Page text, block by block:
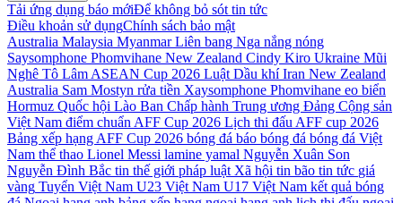
Tải ứng dụng báo mớiĐể không bỏ sót tin tức
Điều khoản sử dụngChính sách bảo mật
Australia Malaysia Myanmar Liên bang Nga nắng nóng
Saysomphone Phomvihane New Zealand Cindy Kiro Ukraine Mũi
Nghê Tô Lâm ASEAN Cup 2026 Luật Dầu khí Iran New Zealand
Australia Sam Mostyn rửa tiền Xaysomphone Phomvihane eo biển
Hormuz Quốc hội Lào Ban Chấp hành Trung ương Đảng Cộng sản
Việt Nam điểm chuẩn AFF Cup 2026 Lịch thi đấu AFF cup 2026
Bảng xếp hạng AFF Cup 2026 bóng đá báo bóng đá bóng đá Việt
Nam thể thao Lionel Messi lamine yamal Nguyễn Xuân Son
Nguyễn Đình Bắc tin thế giới pháp luật Xã hội tin bão tin tức giá
vàng Tuyển Việt Nam U23 Việt Nam U17 Việt Nam kết quả bóng